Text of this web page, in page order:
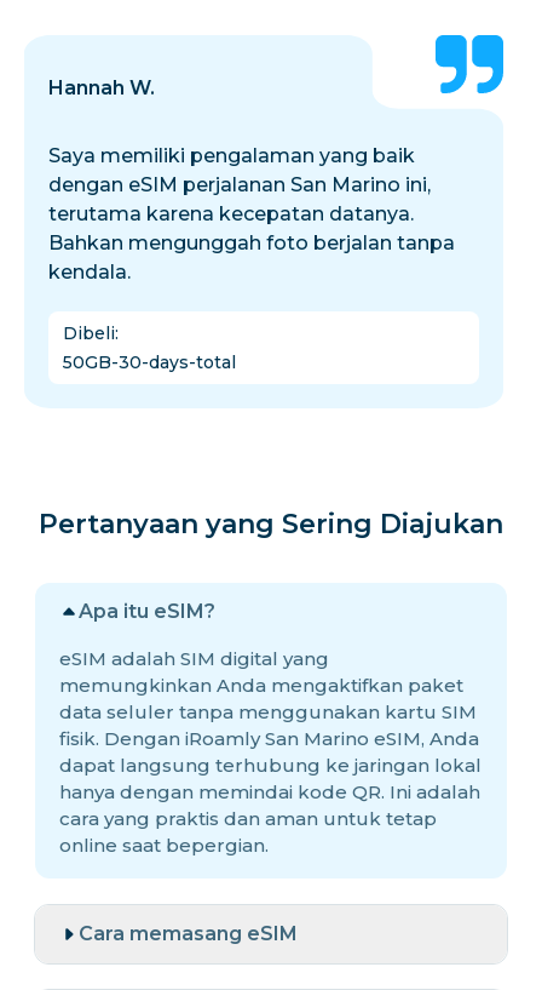
Hannah W.
Saya memiliki pengalaman yang baik
dengan eSIM perjalanan San Marino ini,
terutama karena kecepatan datanya.
Bahkan mengunggah foto berjalan tanpa
kendala.
Dibeli:
50GB-30-days-total
Pertanyaan yang Sering Diajukan
Apa itu eSIM?
eSIM adalah SIM digital yang
memungkinkan Anda mengaktifkan paket
data seluler tanpa menggunakan kartu SIM
fisik. Dengan iRoamly San Marino eSIM, Anda
dapat langsung terhubung ke jaringan lokal
hanya dengan memindai kode QR. Ini adalah
cara yang praktis dan aman untuk tetap
online saat bepergian.
Cara memasang eSIM